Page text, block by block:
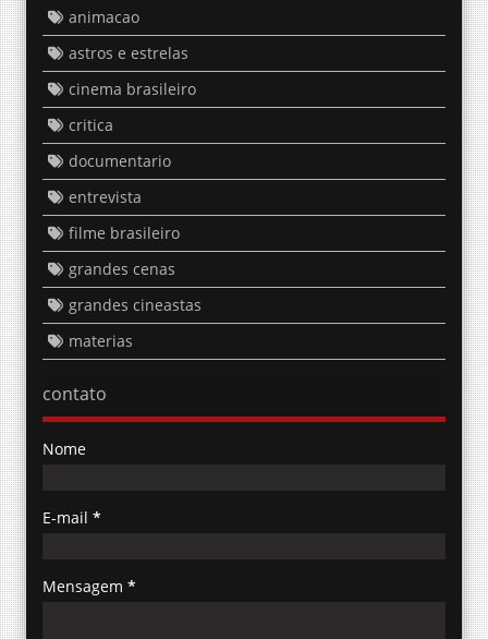
animacao
astros e estrelas
cinema brasileiro
critica
documentario
entrevista
filme brasileiro
grandes cenas
grandes cineastas
materias
contato
Nome
E-mail *
Mensagem *